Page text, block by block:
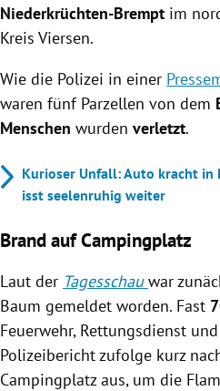
Niederkrüchten-Brempt im
Kreis Viersen.
Wie die Polizei in einer
waren fünf Parzellen von dem
Menschen wurden verletzt.
Kurioser Unfall: Auto kracht in
isst seelenruhig weiter
Brand auf Campingplatz
Laut der Tagesschauwar
Baum gemeldet worden. Fast
Feuerwehr, Rettungsdienst
Polizeibericht zufolge kurz
Campingplatz aus, um die